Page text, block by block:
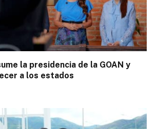
la presidencia de la GOAN y
a los estados